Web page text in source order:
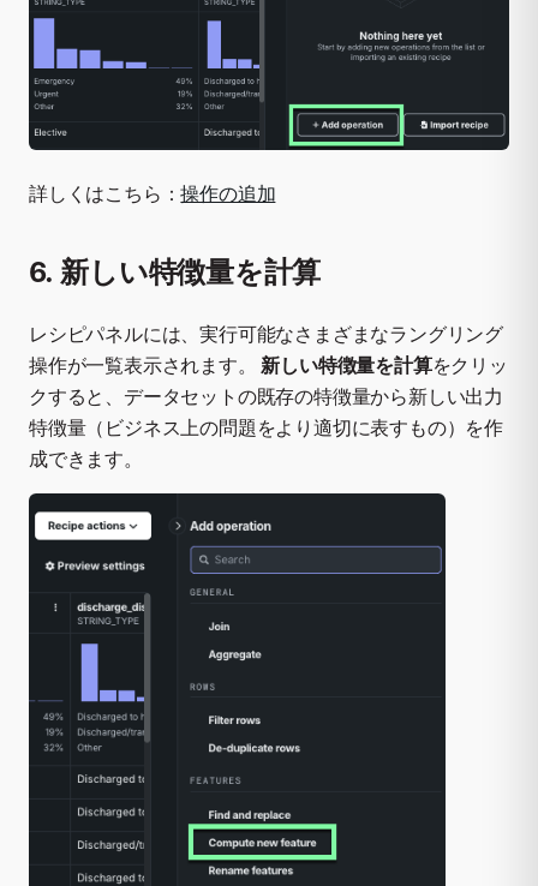
詳しくはこちら：操作の追加
6. 新しい特徴量を計算
レシピパネルには、実行可能なさまざまなラングリング
操作が一覧表示されます。新しい特徴量を計算をクリッ
クすると、データセットの既存の特徴量から新しい出力
特徴量（ビジネス上の問題をより適切に表すもの）を作
成できます。